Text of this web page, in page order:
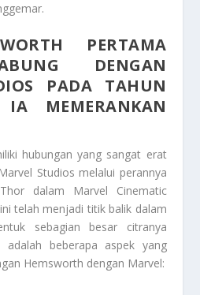
PERTAMA
DENGAN
PADA TAHUN
MEMERANKAN
hubungan yang sangat erat
Studios melalui perannya
dalam Marvel Cinematic
telah menjadi titik balik dalam
sebagian besar citranya
adalah beberapa aspek yang
Hemsworth dengan Marvel: